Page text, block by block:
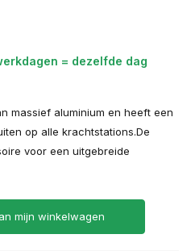
= dezelfde dag
massief aluminium en heeft een
op alle krachtstations.De
voor een uitgebreide
mijn winkelwagen